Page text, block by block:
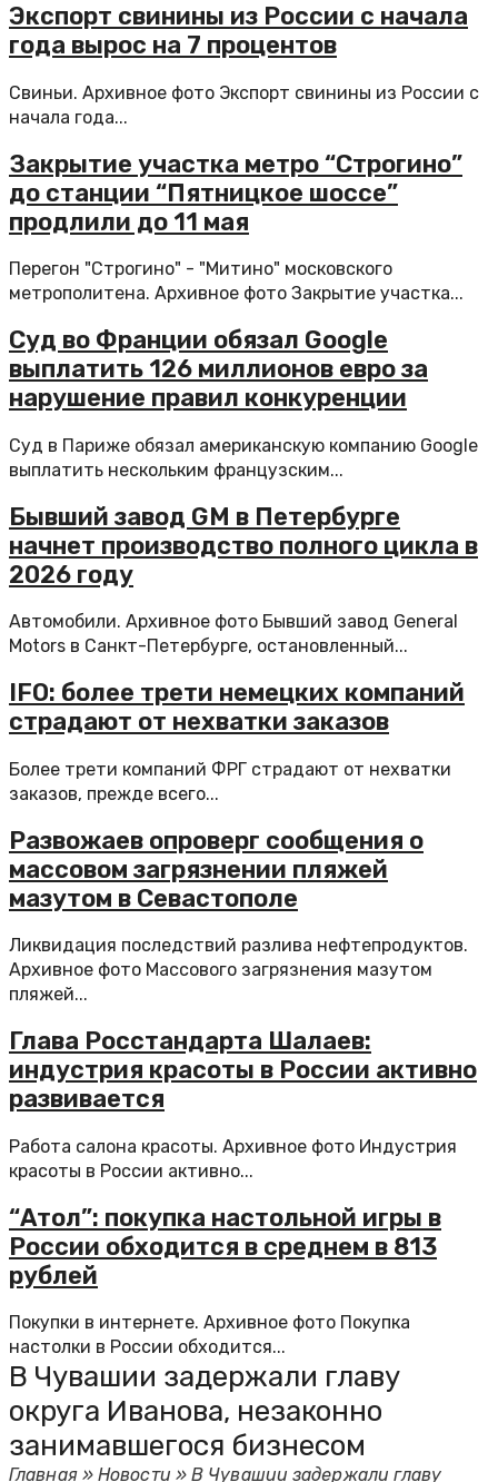
Экспорт свинины из России с начала
года вырос на 7 процентов
Свиньи. Архивное фото Экспорт свинины из России с
начала года...
Закрытие участка метро “Строгино”
до станции “Пятницкое шоссе”
продлили до 11 мая
Перегон "Строгино" - "Митино" московского
метрополитена. Архивное фото Закрытие участка...
Суд во Франции обязал Google
выплатить 126 миллионов евро за
нарушение правил конкуренции
Суд в Париже обязал американскую компанию Google
выплатить нескольким французским...
Бывший завод GM в Петербурге
начнет производство полного цикла в
2026 году
Автомобили. Архивное фото Бывший завод General
Motors в Санкт-Петербурге, остановленный...
IFO: более трети немецких компаний
страдают от нехватки заказов
Более трети компаний ФРГ страдают от нехватки
заказов, прежде всего...
Развожаев опроверг сообщения о
массовом загрязнении пляжей
мазутом в Севастополе
Ликвидация последствий разлива нефтепродуктов.
Архивное фото Массового загрязнения мазутом
пляжей...
Глава Росстандарта Шалаев:
индустрия красоты в России активно
развивается
Работа салона красоты. Архивное фото Индустрия
красоты в России активно...
“Атол”: покупка настольной игры в
России обходится в среднем в 813
рублей
Покупки в интернете. Архивное фото Покупка
настолки в России обходится...
В Чувашии задержали главу
округа Иванова, незаконно
занимавшегося бизнесом
Главная»Новости »В Чувашии задержали главу